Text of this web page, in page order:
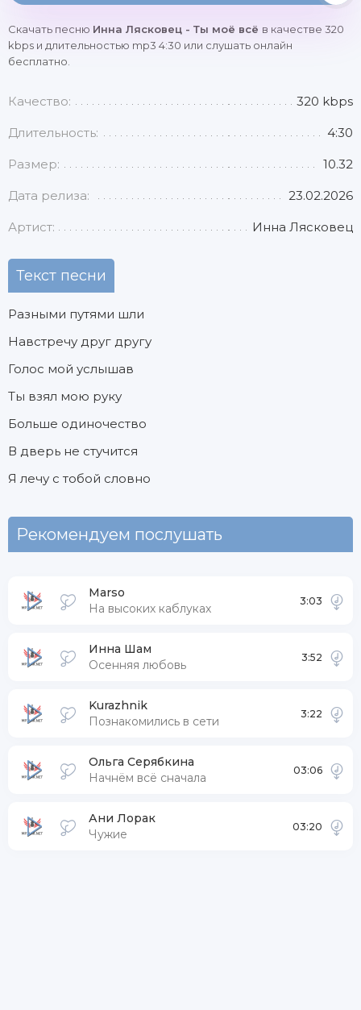
Скачать песню Инна Лясковец - Ты моё всё в качестве 320
kbps и длительностью mp3 4:30 или слушать онлайн
бесплатно.
Качество: 320 kbps
Длительность: 4:30
Размер: 10.32
Дата релиза: 23.02.2026
Артист: Инна Лясковец
Текст песни
Разными путями шли
Навстречу друг другу
Голос мой услышав
Ты взял мою руку
Больше одиночество
В дверь не стучится
Я лечу с тобой словно
Рекомендуем послушать
Marso
На высоких каблуках
3:03
Инна Шам
Осенняя любовь
3:52
Kurazhnik
Познакомились в сети
3:22
Ольга Серябкина
Начнём всё сначала
03:06
Ани Лорак
Чужие
03:20